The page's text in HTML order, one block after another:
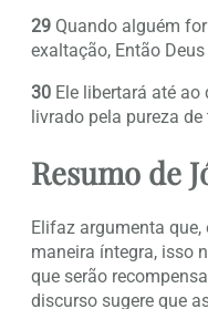
29 Quando alguém
exaltação, Então
30 Ele libertará até ao
livrado pela pureza
Resumo de
Elifaz argumenta
maneira íntegra, isso
que serão
discurso sugere que